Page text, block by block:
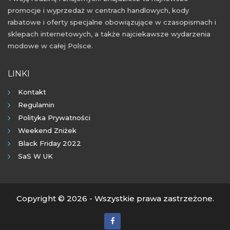
promocje i wyprzedaż w centrach handlowych, kody
rabatowe i oferty specjalne obowiązujące w czasopismach i
sklepach internetowych, a także najciekawsze wydarzenia
modowe w całej Polsce.
LINKI
Kontakt
Regulamin
Polityka Prywatności
Weekend Zniżek
Black Friday 2022
SaS W UK
Copyright © 2026 - Wszystkie prawa zastrzeżone.